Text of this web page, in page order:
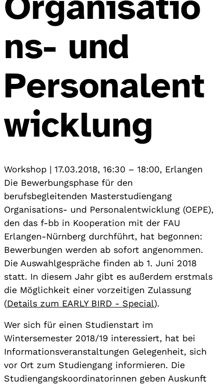
ns- und
Personalent
wicklung
Workshop | 17.03.2018, 16:30 – 18:00, Erlangen
Die Bewerbungsphase für den
berufsbegleitenden Masterstudiengang
Organisations- und Personalentwicklung (OEPE),
den das f-bb in Kooperation mit der FAU
Erlangen-Nürnberg durchführt, hat begonnen:
Bewerbungen werden ab sofort angenommen.
Die Auswahlgespräche finden ab 1. Juni 2018
statt. In diesem Jahr gibt es außerdem erstmals
die Möglichkeit einer vorzeitigen Zulassung
(Details zum EARLY BIRD - Special).
Wer sich für einen Studienstart im
Wintersemester 2018/19 interessiert, hat bei
Informationsveranstaltungen Gelegenheit, sich
vor Ort zum Studiengang informieren. Die
Studiengangskoordinatorinnen geben Auskunft